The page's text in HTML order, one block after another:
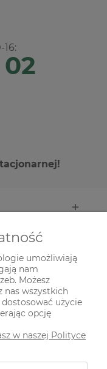
umożliwiają
nam
Możesz
nas wszystkich
użycie
opcję
w naszej Polityce